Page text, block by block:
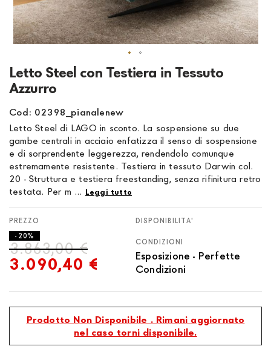
Letto Steel con Testiera in Tessuto
Azzurro
Cod: 02398_pianalenew
Letto Steel di LAGO in sconto. La sospensione su due
gambe centrali in acciaio enfatizza il senso di sospensione
e di sorprendente leggerezza, rendendolo comunque
estremamente resistente. Testiera in tessuto Darwin col.
20 - Struttura e testiera freestanding, senza rifinitura retro
testata. Per m ... Leggi tutto
3.090,40 €
3.863,00 €
- 20%
DISPONIBILITA'
CONDIZIONI
Esposizione - Perfette
Condizioni
Prodotto Non Disponibile . Rimani aggiornato
nel caso torni disponibile.
Vai
all'inizio
della
galleria
di
immagini